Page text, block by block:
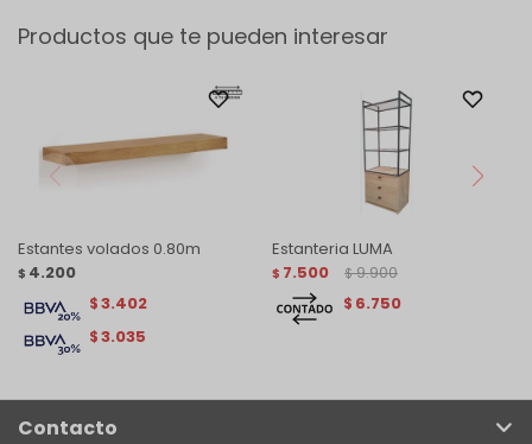
Productos que te pueden interesar
Estantes volados 0.80m
$ 4.200
$3.035
$3.402
Estanteria LUMA
$ 7.500 $ 9.900
$ 6.750
Contacto